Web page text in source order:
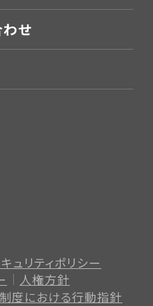
せ
ュリティポリシー
人権方針
度における行動指針